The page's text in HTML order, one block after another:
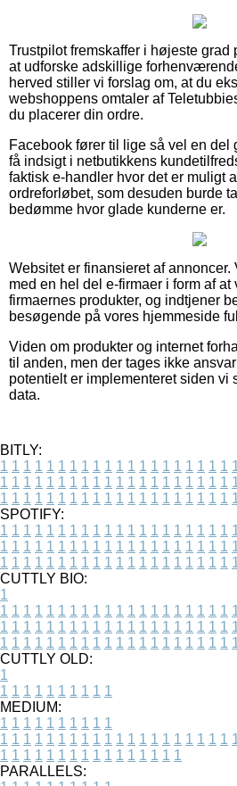
Trustpilot fremskaffer i højeste
at udforske adskillige
herved stiller vi forslag om, at du
webshoppens omtaler af
du placerer din ordre.
Facebook fører til lige så vel en del
få indsigt i netbutikkens
faktisk e-handler hvor det er muligt
ordreforløbet, som desuden burde
bedømme hvor glade kunderne er.
Websitet er finansieret af
med en hel del e-firmaer i form af at
firmaernes produkter, og indtjener
besøgende på vores hjemmeside
Viden om produkter og internet
til anden, men der tages ikke
potentielt er implementeret siden vi
data.
BITLY:
1 1 1 1 1 1 1 1 1 1 1 1 1 1 1 1 1 1 1 1
1 1 1 1 1 1 1 1 1 1 1 1 1 1 1 1 1 1 1 1
1 1 1 1 1 1 1 1 1 1 1 1 1 1 1 1 1 1 1 1
SPOTIFY:
1 1 1 1 1 1 1 1 1 1 1 1 1 1 1 1 1 1 1 1
1 1 1 1 1 1 1 1 1 1 1 1 1 1 1 1 1 1 1 1
1 1 1 1 1 1 1 1 1 1 1 1 1 1 1 1 1 1 1 1
CUTTLY BIO:
1
1 1 1 1 1 1 1 1 1 1 1 1 1 1 1 1 1 1 1 1
1 1 1 1 1 1 1 1 1 1 1 1 1 1 1 1 1 1 1 1
1 1 1 1 1 1 1 1 1 1 1 1 1 1 1 1 1 1 1 1
CUTTLY OLD:
1
1 1 1 1 1 1 1 1 1 1
MEDIUM:
1 1 1 1 1 1 1 1 1 1
1 1 1 1 1 1 1 1 1 1 1 1 1 1 1 1 1 1 1 1
1 1 1 1 1 1 1 1 1 1 1 1 1 1 1 1
PARALLELS: